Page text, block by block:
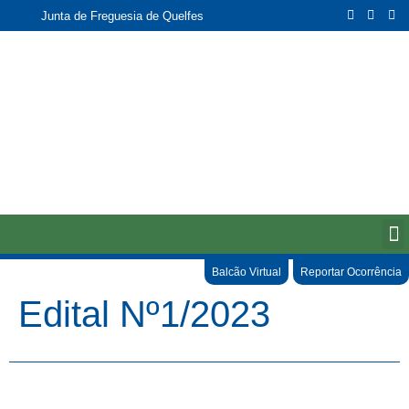
Junta de Freguesia de Quelfes
Balcão Virtual Reportar Ocorrência
Edital Nº1/2023